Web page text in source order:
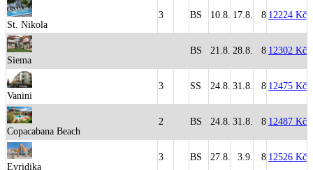
St. Nikola
3 BS 10.8. 17.8. 8 12224 Kč
Siema
BS 21.8. 28.8. 8 12302 Kč
Vanini
3 SS 24.8. 31.8. 8 12475 Kč
Copacabana Beach
2 BS 24.8. 31.8. 8 12487 Kč
Evridika
3 BS 27.8. 3.9. 8 12526 Kč